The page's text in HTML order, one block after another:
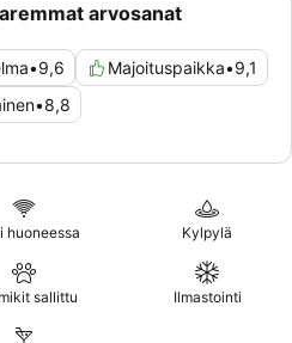
arvosanat
•9,6 Majoituspaikka•9,1
•8,8
huoneessa Kylpylä
sallittu Ilmastointi